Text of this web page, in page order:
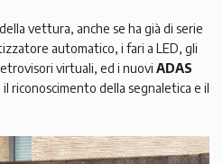
vettura, anche se ha già di serie
automatico, i fari a LED, gli
virtuali, ed i nuovi ADAS
riconoscimento della segnaletica e il